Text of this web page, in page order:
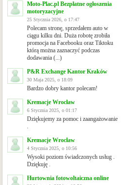
Moto-Plac.pl Bezpłatne ogłoszenia
motoryzacyjne
25 Stycznia 2026, o 17:47
Polecam stronę, sprzedałem auto w
ciągu kilku dni. Duża robotę zrobiła
promocja na Facebooku oraz Tiktoku
którą można zaznaczyć podczas
dodawania (...)
P&R Exchange Kantor Kraków
30 Maja 2025, o 18:09
Bardzo dobry kantor polecam!
Kremacje Wrocław
6 Stycznia 2025, o 01:17
Dziękujemy za pomoc i zaangażowanie
.
Kremacje Wrocław
4 Stycznia 2025, o 10:56
Wysoki poziom świadczonych usług .
Dziękuję .
Hurtownia fotowoltaiczna online